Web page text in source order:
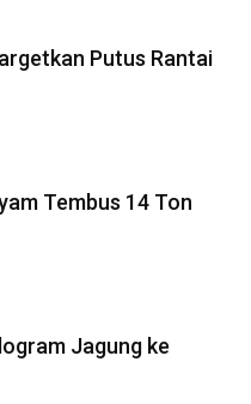
Putus Rantai
Tembus 14 Ton
Jagung ke